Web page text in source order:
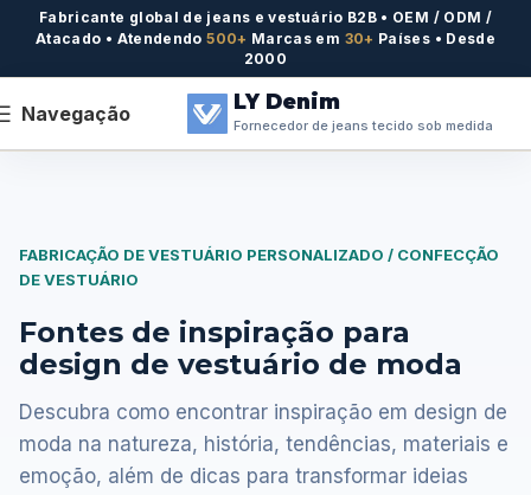
Fabricante global de jeans e vestuário B2B • OEM / ODM /
Atacado • Atendendo500+ Marcas em 30+ Países • Desde
2000
Navegação LY Denim
Fornecedor de jeans tecido sob medida
FABRICAÇÃO DE VESTUÁRIO PERSONALIZADO / CONFECÇÃO
DE VESTUÁRIO
Fontes de inspiração para
design de vestuário de moda
Descubra como encontrar inspiração em design de
moda na natureza, história, tendências, materiais e
emoção, além de dicas para transformar ideias